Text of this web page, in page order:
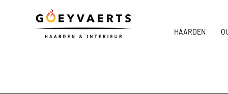
HAARDEN